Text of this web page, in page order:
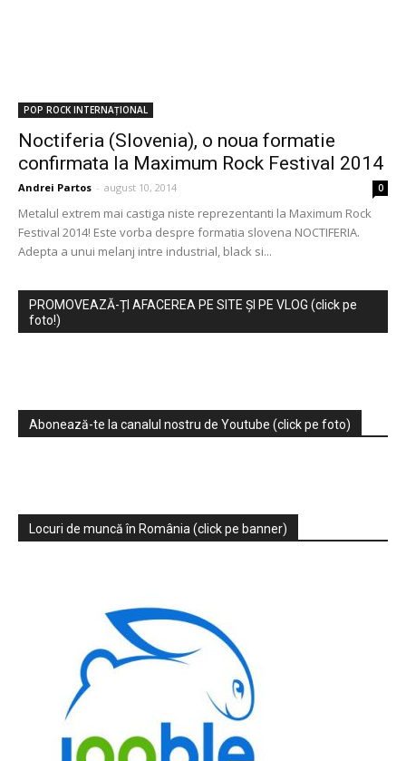
POP ROCK INTERNAȚIONAL
Noctiferia (Slovenia), o noua formatie
confirmata la Maximum Rock Festival 2014
Andrei Partos - august 10, 2014 0
Metalul extrem mai castiga niste reprezentanti la Maximum Rock
Festival 2014! Este vorba despre formatia slovena NOCTIFERIA.
Adepta a unui melanj intre industrial, black si...
PROMOVEAZĂ-ȚI AFACEREA PE SITE ȘI PE VLOG (click pe
foto!)
Abonează-te la canalul nostru de Youtube (click pe foto)
Locuri de muncă în România (click pe banner)